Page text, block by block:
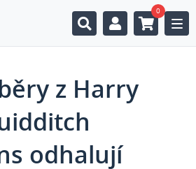
0
z Harry
odhalují